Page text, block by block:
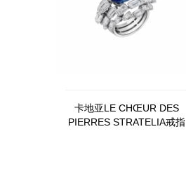
卡地亚LE CHŒUR DES
PIERRES STRATELIA戒指